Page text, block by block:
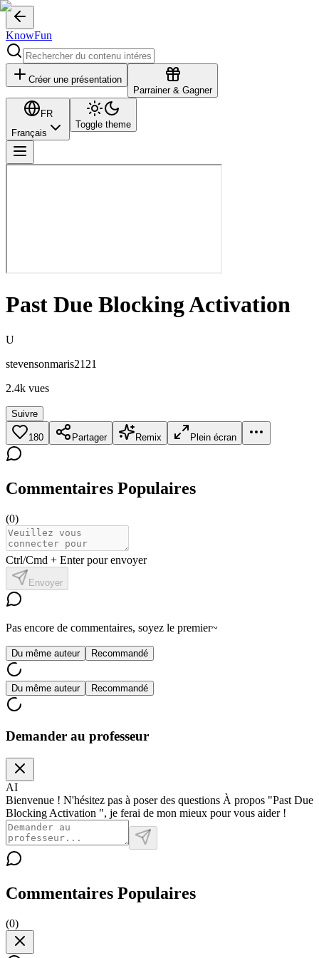
KnowFun
Créer une présentation
Parrainer & Gagner
FR
Français
Toggle theme
Past Due Blocking Activation
U
stevensonmaris2121
2.4k vues
Suivre
180 Partager Remix Plein écran
Commentaires Populaires
(0)
Ctrl/Cmd + Enter pour envoyer
Envoyer
Pas encore de commentaires, soyez le premier~
Du même auteur Recommandé
Du même auteur Recommandé
Demander au professeur
AI
Bienvenue ! N'hésitez pas à poser des questions À propos "Past Due
Blocking Activation ", je ferai de mon mieux pour vous aider !
Commentaires Populaires
(0)